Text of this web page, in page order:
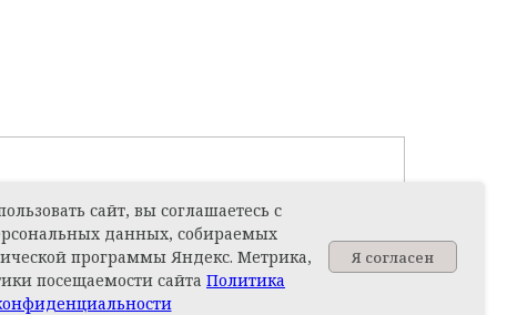
Задайте вопрос
сайт, вы соглашаетесь с
данных, собираемых
программы Яндекс. Метрика,
посещаемости сайта Политика
Я согласен